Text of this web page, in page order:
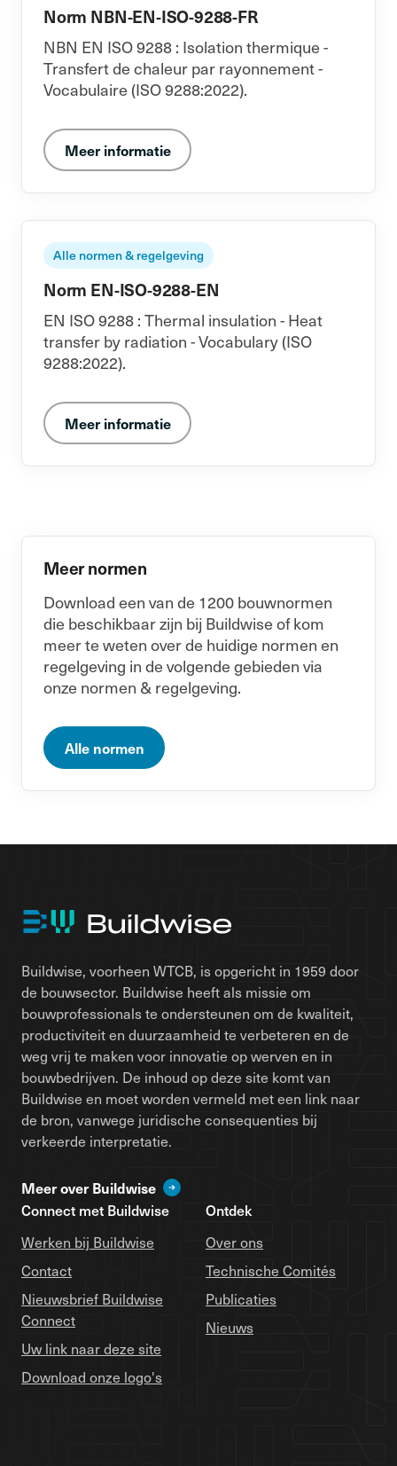
Norm NBN-EN-ISO-9288-FR
NBN EN ISO 9288 : Isolation thermique -
Transfert de chaleur par rayonnement -
Vocabulaire (ISO 9288:2022).
Meer informatie
Alle normen & regelgeving
Norm EN-ISO-9288-EN
EN ISO 9288 : Thermal insulation - Heat
transfer by radiation - Vocabulary (ISO
9288:2022).
Meer informatie
Meer normen
Download een van de 1200 bouwnormen
die beschikbaar zijn bij Buildwise of kom
meer te weten over de huidige normen en
regelgeving in de volgende gebieden via
onze normen & regelgeving.
Alle normen
Buildwise, voorheen WTCB, is opgericht in 1959 door
de bouwsector. Buildwise heeft als missie om
bouwprofessionals te ondersteunen om de kwaliteit,
productiviteit en duurzaamheid te verbeteren en de
weg vrij te maken voor innovatie op werven en in
bouwbedrijven. De inhoud op deze site komt van
Buildwise en moet worden vermeld met een link naar
de bron, vanwege juridische consequenties bij
verkeerde interpretatie.
Meer over Buildwise
Connect met Buildwise
Werken bij Buildwise
Contact
Nieuwsbrief Buildwise
Connect
Uw link naar deze site
Download onze logo's
Ontdek
Over ons
Technische Comités
Publicaties
Nieuws